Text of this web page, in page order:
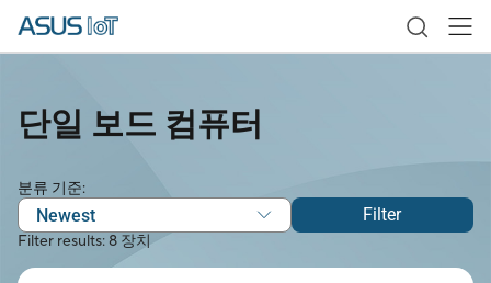
단일 보드 컴퓨터
Filter results: 8 장치
분류 기준:
Newest Filter